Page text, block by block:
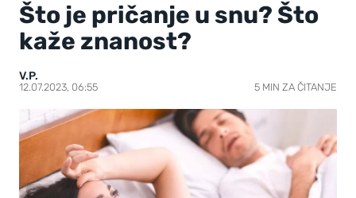
Što je pričanje u snu? Što
kaže znanost?
V.P.
12.07.2023, 06:55 5 MIN ZA ČITANJE